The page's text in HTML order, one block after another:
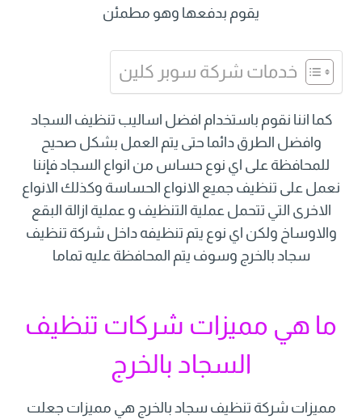
يقوم بدفعها وهو مطمئن
خدمات شركة سوبر كلين
كما اننا نقوم باستخدام افضل اساليب تنظيف السجاد
وافضل الطرق دائما حتى يتم العمل بشكل صحيح
للمحافظة على اي نوع حساس من انواع السجاد فإننا
نعمل على تنظيف جميع الانواع الحساسة وكذلك الانواع
الاخرى التي تتحمل عملية التنظيف و عملية ازالة البقع
والاوساخ ولكن اي نوع يتم تنظيفه داخل شركة تنظيف
سجاد بالخرج وسوف يتم المحافظة عليه تماما
ما هي مميزات شركات تنظيف
السجاد بالخرج
مميزات شركة تنظيف سجاد بالخرج هي مميزات جعلت